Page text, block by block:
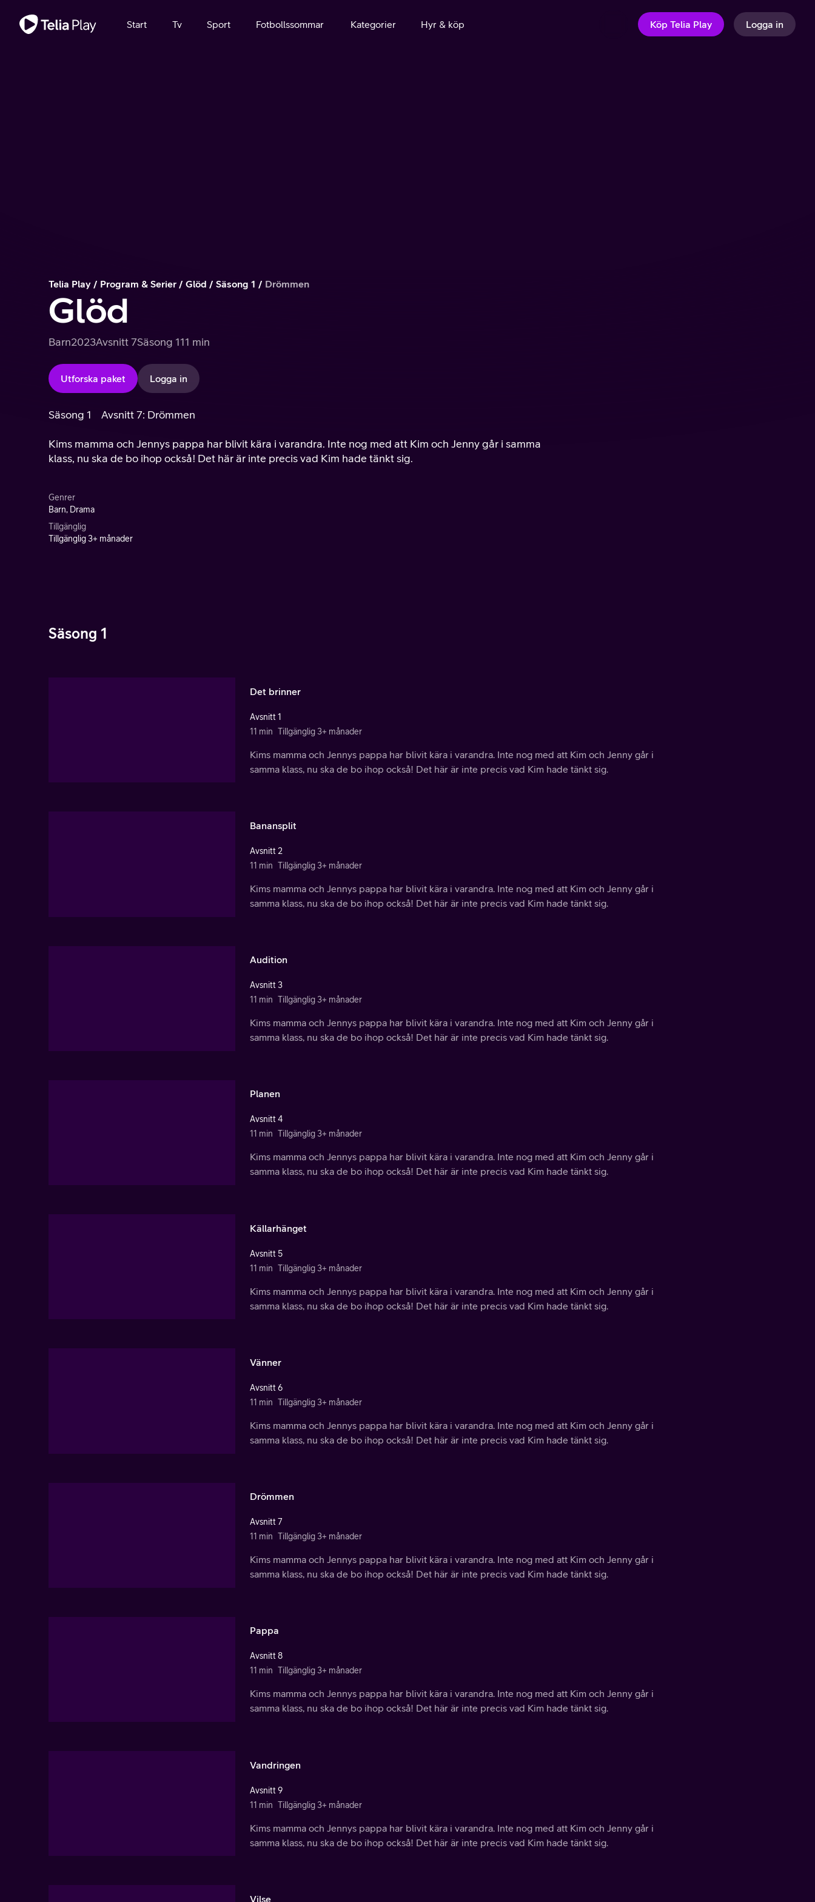
Start Tv Sport Fotbollssommar Kategorier Hyr & köp Köp Telia Play Logga in
Telia Play Program & Serier Glöd Säsong 1 Drömmen
Glöd
Barn2023Avsnitt 7Säsong 111 min
Utforska paket Logga in
Säsong 1 Avsnitt 7: Drömmen
Kims mamma och Jennys pappa har blivit kära i varandra. Inte nog med att Kim och Jenny går i samma
klass, nu ska de bo ihop också! Det här är inte precis vad Kim hade tänkt sig.
Genrer
Barn, Drama
Tillgänglig
Tillgänglig 3+ månader
Säsong 1
Det brinner
Avsnitt 1
11 min Tillgänglig 3+ månader
Kims mamma och Jennys pappa har blivit kära i varandra. Inte nog med att Kim och Jenny går i
samma klass, nu ska de bo ihop också! Det här är inte precis vad Kim hade tänkt sig.
Banansplit
Avsnitt 2
11 min Tillgänglig 3+ månader
Kims mamma och Jennys pappa har blivit kära i varandra. Inte nog med att Kim och Jenny går i
samma klass, nu ska de bo ihop också! Det här är inte precis vad Kim hade tänkt sig.
Audition
Avsnitt 3
11 min Tillgänglig 3+ månader
Kims mamma och Jennys pappa har blivit kära i varandra. Inte nog med att Kim och Jenny går i
samma klass, nu ska de bo ihop också! Det här är inte precis vad Kim hade tänkt sig.
Planen
Avsnitt 4
11 min Tillgänglig 3+ månader
Kims mamma och Jennys pappa har blivit kära i varandra. Inte nog med att Kim och Jenny går i
samma klass, nu ska de bo ihop också! Det här är inte precis vad Kim hade tänkt sig.
Källarhänget
Avsnitt 5
11 min Tillgänglig 3+ månader
Kims mamma och Jennys pappa har blivit kära i varandra. Inte nog med att Kim och Jenny går i
samma klass, nu ska de bo ihop också! Det här är inte precis vad Kim hade tänkt sig.
Vänner
Avsnitt 6
11 min Tillgänglig 3+ månader
Kims mamma och Jennys pappa har blivit kära i varandra. Inte nog med att Kim och Jenny går i
samma klass, nu ska de bo ihop också! Det här är inte precis vad Kim hade tänkt sig.
Drömmen
Avsnitt 7
11 min Tillgänglig 3+ månader
Kims mamma och Jennys pappa har blivit kära i varandra. Inte nog med att Kim och Jenny går i
samma klass, nu ska de bo ihop också! Det här är inte precis vad Kim hade tänkt sig.
Pappa
Avsnitt 8
11 min Tillgänglig 3+ månader
Kims mamma och Jennys pappa har blivit kära i varandra. Inte nog med att Kim och Jenny går i
samma klass, nu ska de bo ihop också! Det här är inte precis vad Kim hade tänkt sig.
Vandringen
Avsnitt 9
11 min Tillgänglig 3+ månader
Kims mamma och Jennys pappa har blivit kära i varandra. Inte nog med att Kim och Jenny går i
samma klass, nu ska de bo ihop också! Det här är inte precis vad Kim hade tänkt sig.
Vilse